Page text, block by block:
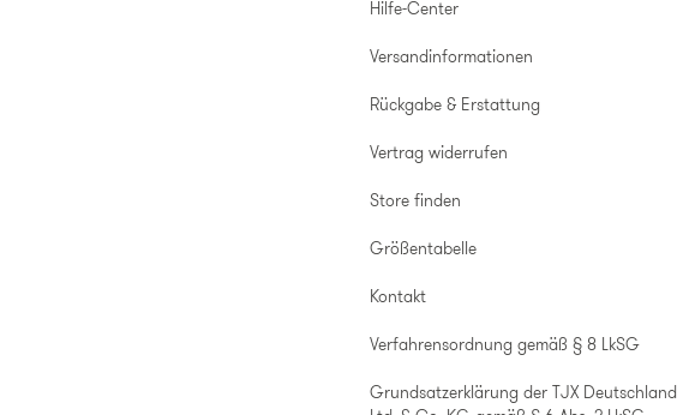
Hilfe-Center
Versandinformationen
Rückgabe & Erstattung
Vertrag widerrufen
Store finden
Größentabelle
Kontakt
Verfahrensordnung gemäß § 8 LkSG
Grundsatzerklärung der TJX Deutschland